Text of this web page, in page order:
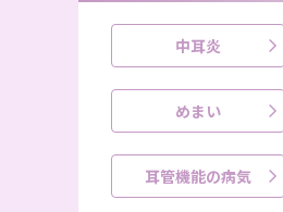
中耳炎
めまい
耳管機能の病気